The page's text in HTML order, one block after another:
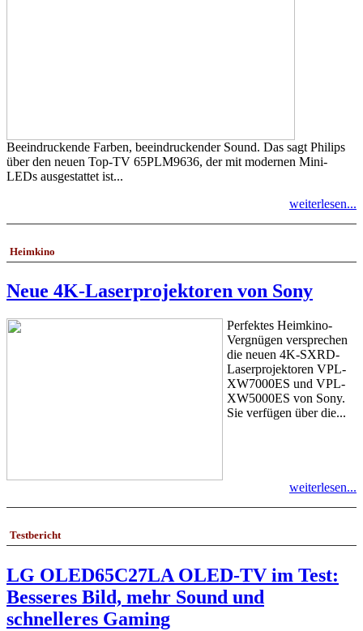
Beeindruckende Farben, beeindruckender Sound. Das sagt Philips
über den neuen Top-TV 65PLM9636, der mit modernen Mini-
LEDs ausgestattet ist...
weiterlesen...
Heimkino
Neue 4K-Laserprojektoren von Sony
Perfektes Heimkino-
Vergnügen versprechen
die neuen 4K-SXRD-
Laserprojektoren VPL-
XW7000ES und VPL-
XW5000ES von Sony.
Sie verfügen über die...
weiterlesen...
Testbericht
LG OLED65C27LA OLED-TV im Test:
Besseres Bild, mehr Sound und
schnelleres Gaming